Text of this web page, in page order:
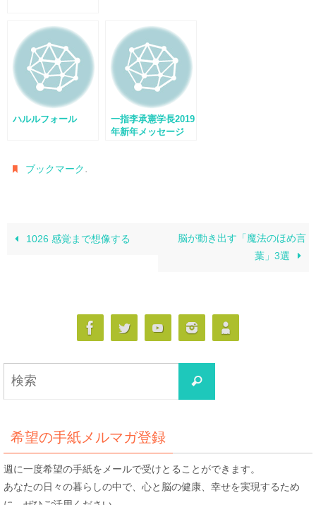
ハルルフォール
一指李承憲学長2019
年新年メッセージ
ブックマーク.
1026 感覚まで想像する
脳が動き出す「魔法のほめ言
葉」3選
検
索
希望の手紙メルマガ登録
週に一度希望の手紙をメールで受けとることができます。
あなたの日々の暮らしの中で、心と脳の健康、幸せを実現するため